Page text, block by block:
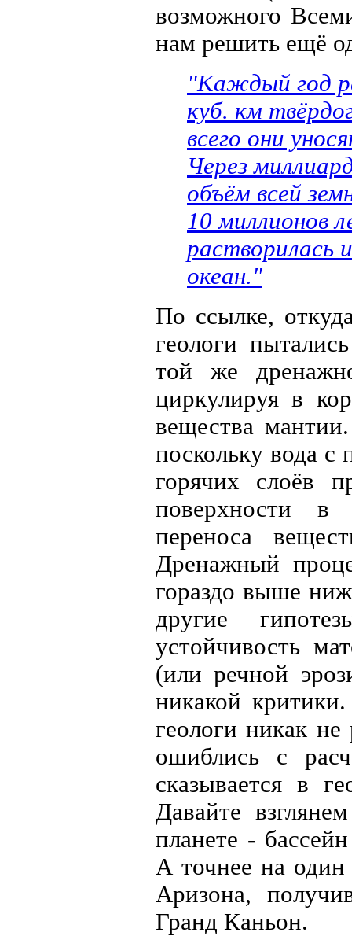
возможного
нам решить ещё
"Каждый год
куб. км
всего они
Через
объём всей
10 миллионов
растворилась
океан."
По ссылке,
геологи
той же
циркулируя в
вещества
поскольку вода с
горячих слоёв
поверхности в
переноса
Дренажный
гораздо выше
другие
устойчивость
(или речной
никакой
геологи никак
ошиблись с
сказывается в
Давайте
планете -
А точнее на
Аризона,
Гранд Каньон.